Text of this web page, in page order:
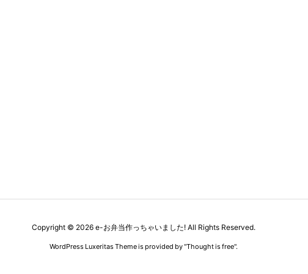
Copyright © 2026 e-お弁当作っちゃいました! All Rights Reserved.
WordPress Luxeritas Theme is provided by "Thought is free".